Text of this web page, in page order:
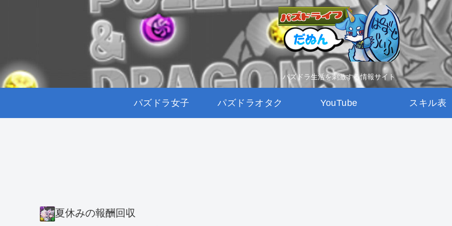
パズドラ生活を刺激する情報サイト
パズドラ女子 パズドラオタク YouTube スキル表
夏休みの報酬回収